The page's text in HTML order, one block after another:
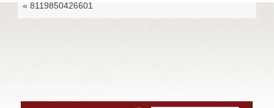
«8119850426601